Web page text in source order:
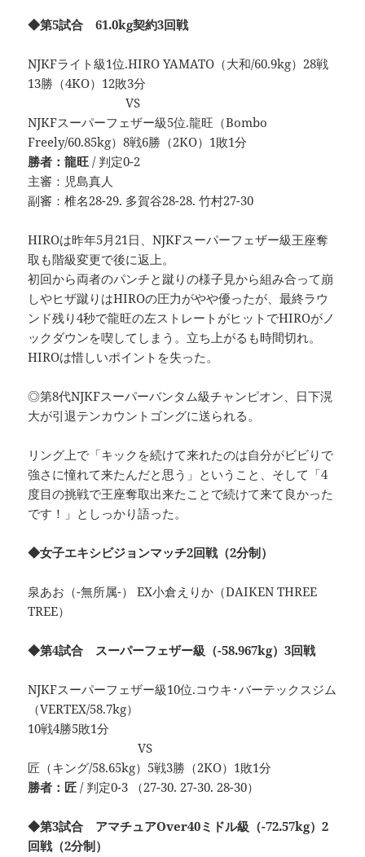
◆第5試合 61.0kg契約3回戦
NJKFライト級1位.HIRO YAMATO（大和/60.9kg）28戦
13勝（4KO）12敗3分
VS
NJKFスーパーフェザー級5位.龍旺（Bombo
Freely/60.85kg）8戦6勝（2KO）1敗1分
勝者：龍旺 / 判定0-2
主審：児島真人
副審：椎名28-29. 多賀谷28-28. 竹村27-30
HIROは昨年5月21日、NJKFスーパーフェザー級王座奪
取も階級変更で後に返上。
初回から両者のパンチと蹴りの様子見から組み合って崩
しやヒザ蹴りはHIROの圧力がやや優ったが、最終ラウ
ンド残り4秒で龍旺の左ストレートがヒットでHIROがノ
ックダウンを喫してしまう。立ち上がるも時間切れ。
HIROは惜しいポイントを失った。
◎第8代NJKFスーパーバンタム級チャンピオン、日下滉
大が引退テンカウントゴングに送られる。
リング上で「キックを続けて来れたのは自分がビビりで
強さに憧れて来たんだと思う」ということ、そして「4
度目の挑戦で王座奪取出来たことで続けて来て良かった
です！」としっかり語った。
◆女子エキシビジョンマッチ2回戦（2分制）
泉あお（-無所属-） EX小倉えりか（DAIKEN THREE
TREE）
◆第4試合 スーパーフェザー級（-58.967kg）3回戦
NJKFスーパーフェザー級10位.コウキ･バーテックスジム
（VERTEX/58.7kg）
10戦4勝5敗1分
VS
匠（キング/58.65kg）5戦3勝（2KO）1敗1分
勝者：匠 / 判定0-3 （27-30. 27-30. 28-30）
◆第3試合 アマチュアOver40ミドル級（-72.57kg）2
回戦（2分制）